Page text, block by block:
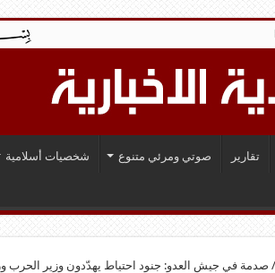
تقارير صوتي ومرئي متنوع شخصيات أسلامية
/ صدمة في جيش العدو: جنود احتياط يهدّدون وزير الحرب